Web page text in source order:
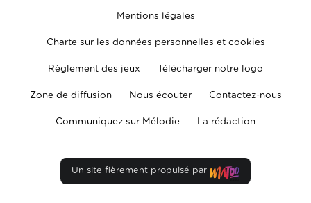
Mentions légales
Charte sur les données personnelles et cookies
Règlement des jeux Télécharger notre logo
Zone de diffusion Nous écouter Contactez-nous
Communiquez sur Mélodie La rédaction
Un site fièrement propulsé par